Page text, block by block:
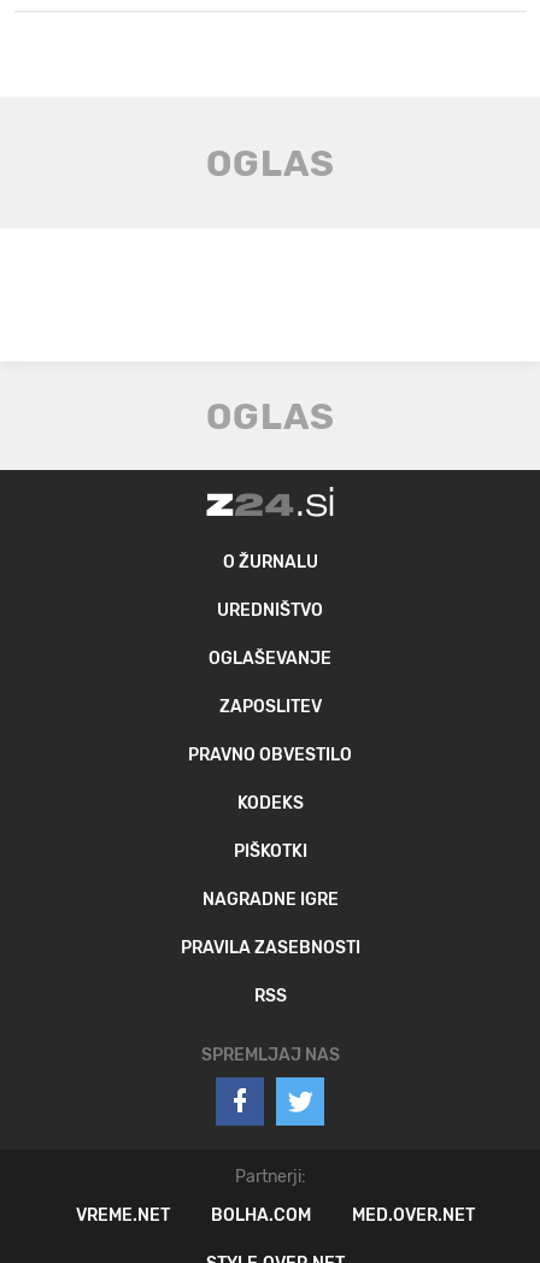
O ŽURNALU
UREDNIŠTVO
OGLAŠEVANJE
ZAPOSLITEV
PRAVNO OBVESTILO
KODEKS
PIŠKOTKI
NAGRADNE IGRE
PRAVILA ZASEBNOSTI
RSS
SPREMLJAJ NAS
Partnerji:
VREME.NET
BOLHA.COM MED.OVER.NET